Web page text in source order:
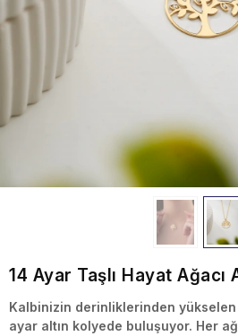
14 Ayar Taşlı Hayat Ağacı
Kalbinizin derinliklerinden yükselen
ayar altın kolyede buluşuyor. Her